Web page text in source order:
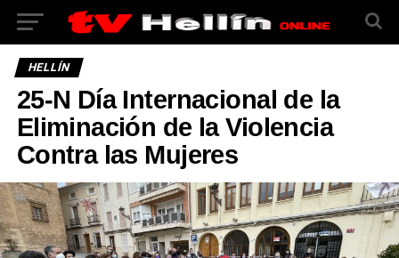
HELLÍN
25-N Día Internacional de la
Eliminación de la Violencia
Contra las Mujeres